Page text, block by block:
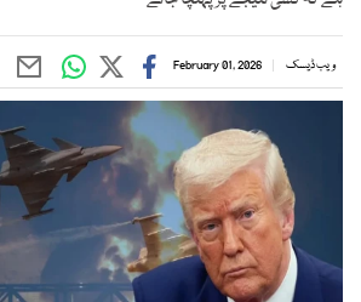
ویب ڈیسک February 01, 2026